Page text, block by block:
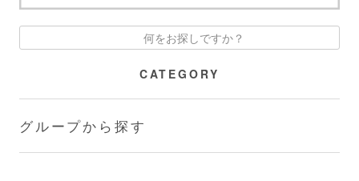
CATEGORY
グループから探す